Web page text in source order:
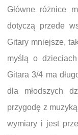
Główne różnice
dotyczą przede
Gitary mniejsze,
myślą o
Gitara 3/4 ma
dla młodszych
przygodę z
wymiary i jest